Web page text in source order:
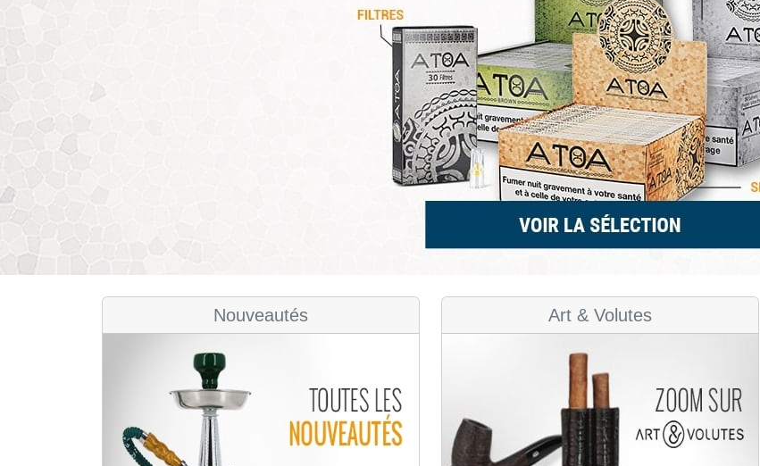
Nouveautés Art & Volutes